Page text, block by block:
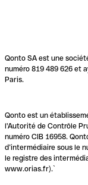
Qonto SA est une
numéro 819 489 626 et
Paris.
Qonto est un
l'Autorité de Contrôle
numéro CIB 16958.
d’intermédiaire sous le
le registre des
www.orias.fr).`